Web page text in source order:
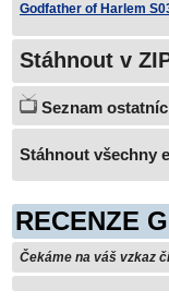
Godfather of Harlem
Stáhnout v
Seznam
Stáhnout všechny
RECENZE
Čekáme na váš vzkaz